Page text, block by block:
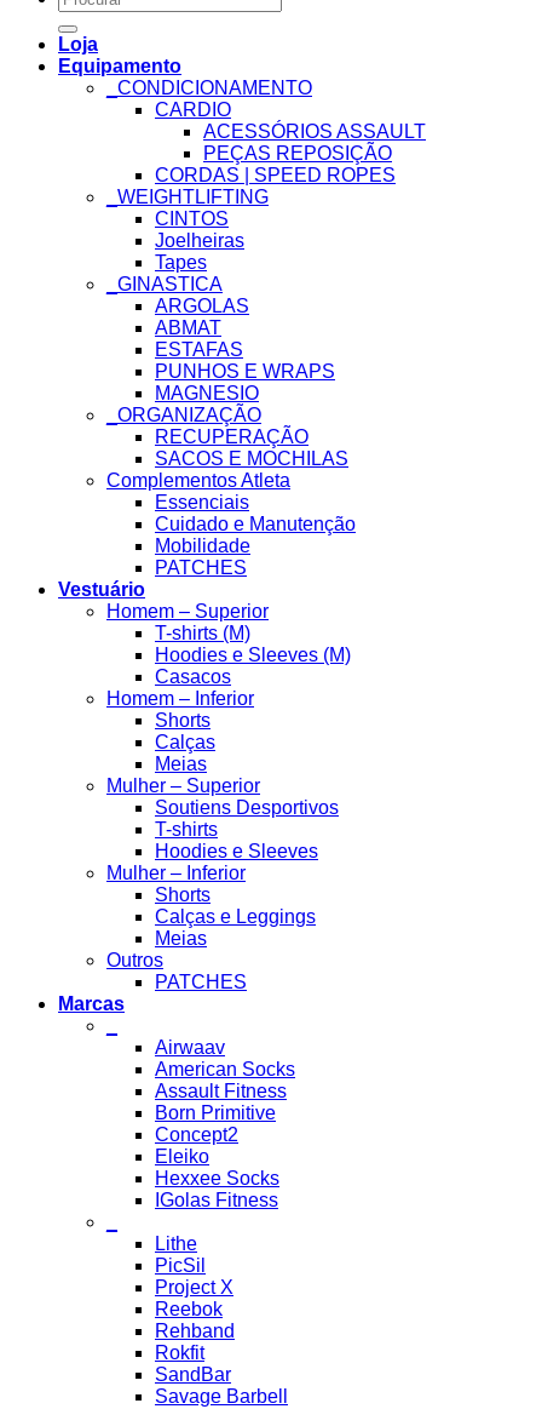
for:
Loja
Equipamento
_CONDICIONAMENTO
CARDIO
ACESSÓRIOS ASSAULT
PEÇAS REPOSIÇÃO
CORDAS | SPEED ROPES
_WEIGHTLIFTING
CINTOS
Joelheiras
Tapes
_GINASTICA
ARGOLAS
ABMAT
ESTAFAS
PUNHOS E WRAPS
MAGNESIO
_ORGANIZAÇÃO
RECUPERAÇÃO
SACOS E MOCHILAS
Complementos Atleta
Essenciais
Cuidado e Manutenção
Mobilidade
PATCHES
Vestuário
Homem – Superior
T-shirts (M)
Hoodies e Sleeves (M)
Casacos
Homem – Inferior
Shorts
Calças
Meias
Mulher – Superior
Soutiens Desportivos
T-shirts
Hoodies e Sleeves
Mulher – Inferior
Shorts
Calças e Leggings
Meias
Outros
PATCHES
Marcas
Airwaav
American Socks
Assault Fitness
Born Primitive
Concept2
Eleiko
Hexxee Socks
IGolas Fitness
Lithe
PicSil
Project X
Reebok
Rehband
Rokfit
SandBar
Savage Barbell